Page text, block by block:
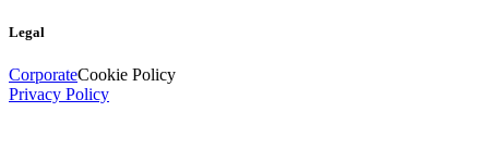
Legal
CorporateCookie Policy
Privacy Policy